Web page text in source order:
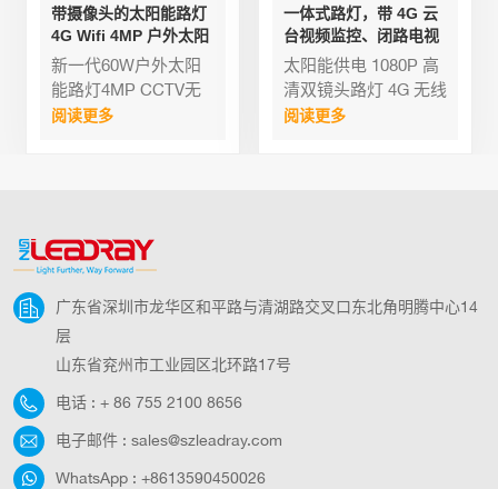
带摄像头的太阳能路灯
4G Wifi 4MP 户外太阳
能监控灯 60W CCTV
无线
新一代60W户外太阳
能路灯4MP CCTV无
线LED监控灯4G Wifi
化为储存的电能（一
般配备锂电池），实
明的自主运行。
阅读更多
一体式路灯，带 4G 云
台视频监控、闭路电视
监控、网络摄像头、
WiFi 太阳能监控灯、运
动传感器
太阳能供电 1080P 高
清双镜头路灯 4G 无线
监控摄像头 运动泛光
智能定位，254个可编
支持P2P，IOS系统支
阅读更多
广东省深圳市龙华区和平路与清湖路交叉口东北角明腾中心14
层
山东省兖州市工业园区北环路17号
电话 : + 86 755 2100 8656
电子邮件 : sales@szleadray.com
WhatsApp : +8613590450026